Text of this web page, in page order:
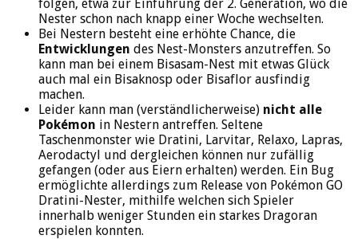
folgen, etwa zur Einführung der 2. Generation, wo die
Nester schon nach knapp einer Woche wechselten.
Bei Nestern besteht eine erhöhte Chance, die
Entwicklungen des Nest-Monsters anzutreffen. So
kann man bei einem Bisasam-Nest mit etwas Glück
auch mal ein Bisaknosp oder Bisaflor ausfindig
machen.
Leider kann man (verständlicherweise) nicht alle
Pokémon in Nestern antreffen. Seltene
Taschenmonster wie Dratini, Larvitar, Relaxo, Lapras,
Aerodactyl und dergleichen können nur zufällig
gefangen (oder aus Eiern erhalten) werden. Ein Bug
ermöglichte allerdings zum Release von Pokémon GO
Dratini-Nester, mithilfe welchen sich Spieler
innerhalb weniger Stunden ein starkes Dragoran
erspielen konnten.